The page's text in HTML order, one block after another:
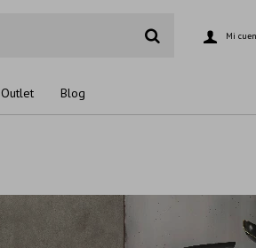
Outlet Blog